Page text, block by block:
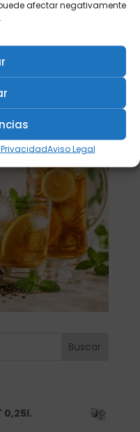
afectar negativamente
Aviso Legal
Buscar